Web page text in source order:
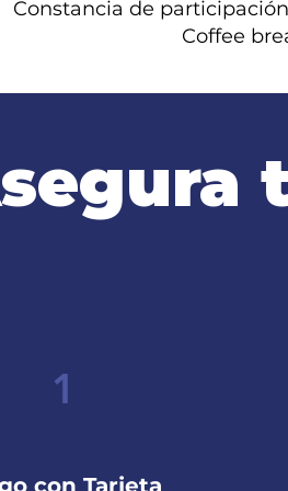
Constancia de
Coffee
1
con Tarjeta